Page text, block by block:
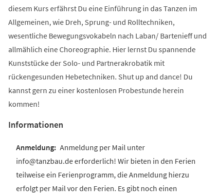
diesem Kurs erfährst Du eine Einführung in das Tanzen im
Allgemeinen, wie Dreh, Sprung- und Rolltechniken,
wesentliche Bewegungsvokabeln nach Laban/ Bartenieff und
allmählich eine Choreographie. Hier lernst Du spannende
Kunststücke der Solo- und Partnerakrobatik mit
rückengesunden Hebetechniken. Shut up and dance! Du
kannst gern zu einer kostenlosen Probestunde herein
kommen!
Informationen
Anmeldung per Mail unter
info@tanzbau.de erforderlich! Wir bieten in den Ferien
teilweise ein Ferienprogramm, die Anmeldung hierzu
erfolgt per Mail vor den Ferien. Es gibt noch einen